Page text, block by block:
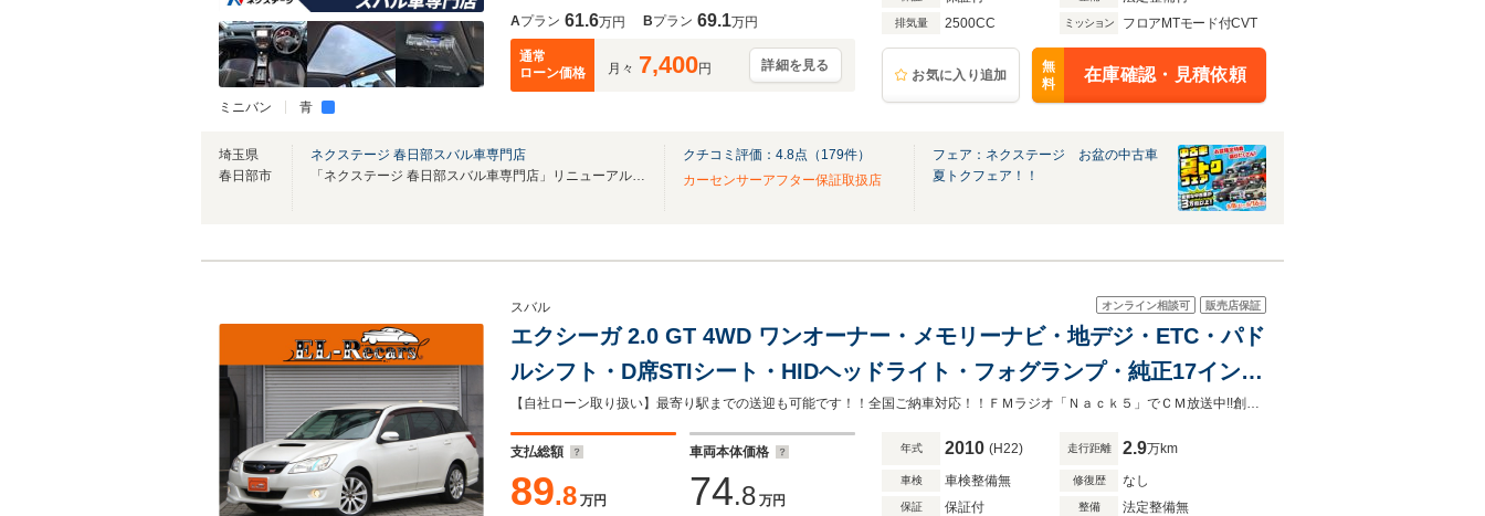
ミニバン 青
Aプラン 61.6万円 Bプラン 69.1万円
通常
ローン価格
月々 7,400円 詳細を見る
排気量 2500CC ミッション フロアMTモード付CVT
お気に入り追加
無
料
在庫確認・見積依頼
埼玉県
春日部市
ネクステージ 春日部スバル車専門店
「ネクステージ 春日部スバル車専門店」リニューアルオープン！
クチコミ評価： 4.8点（ 179件）
カーセンサーアフター保証取扱店
フェア：ネクステージ お盆の中古車
夏トクフェア！！
オンライン相談可 販売店保証
スバル
エクシーガ 2.0 GT 4WD ワンオーナー・メモリーナビ・地デジ・ETC・パド
ルシフト・D席STIシート・HIDヘッドライト・フォグランプ・純正17インチ
AW・STIタワーバー・社外ブースト計・水温計・ウインカーミラー・オート
エアコン
【自社ローン取り扱い】最寄り駅までの送迎も可能です！！全国ご納車対応！！ＦＭラジオ「Ｎａｃｋ５」でＣＭ放送中!!創業11周年記念☆本年度自動車税・消費税も込みの総額プライス!!
支払総額
89.8 万円
車両本体価格
74.8 万円
年式 2010 (H22) 走行距離 2.9万km
車検 車検整備無 修復歴 なし
保証 保証付 整備 法定整備無